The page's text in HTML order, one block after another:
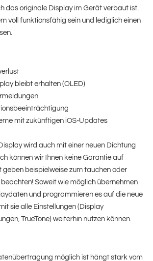
das originale Display im Gerät verbaut ist.
voll funktionsfähig sein und lediglich einen
bleibt erhalten (OLED)
mit zukünftigen iOS-Updates
wird auch mit einer neuen Dichtung
können wir Ihnen keine Garantie auf
beispielweise zum tauchen oder
Soweit wie möglich übernehmen
und programmieren es auf die neue
sie alle Einstellungen (Display
TrueTone) weiterhin nutzen können.
möglich ist hängt stark vom